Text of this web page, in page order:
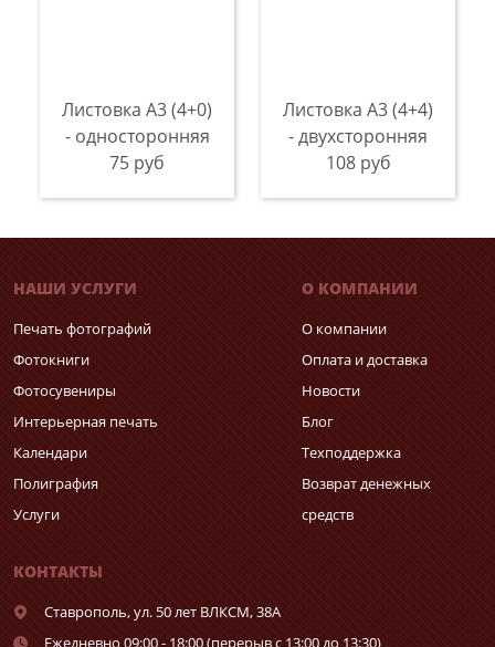
Листовка А3 (4+0)
- односторонняя
75 руб
Листовка А3 (4+4)
- двухсторонняя
108 руб
НАШИ УСЛУГИ
Печать фотографий
Фотокниги
Фотосувениры
Интерьерная печать
Календари
Полиграфия
Услуги
О КОМПАНИИ
О компании
Оплата и доставка
Новости
Блог
Техподдержка
Возврат денежных
средств
КОНТАКТЫ
Ставрополь,ул. 50 лет ВЛКСМ, 38А